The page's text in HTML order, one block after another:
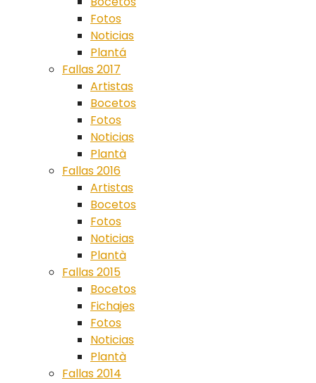
Fotos
Noticias
Plantá
Fallas 2017
Artistas
Bocetos
Fotos
Noticias
Plantà
Fallas 2016
Artistas
Bocetos
Fotos
Noticias
Plantà
Fallas 2015
Bocetos
Fichajes
Fotos
Noticias
Plantà
Fallas 2014